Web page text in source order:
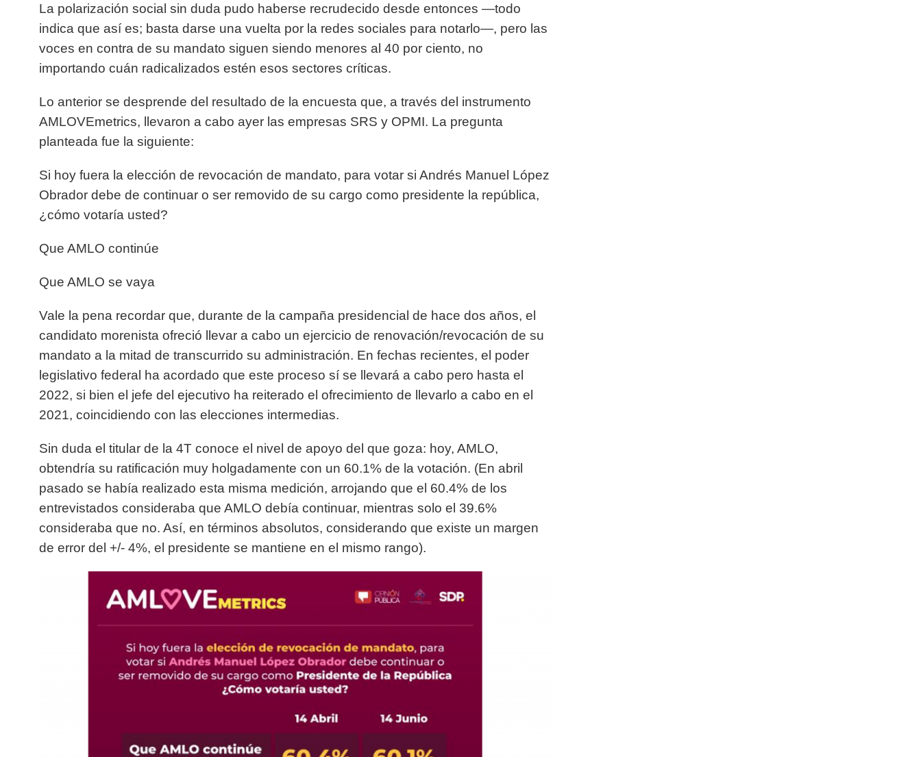
La polarización social sin duda pudo haberse recrudecido desde entonces —todo
indica que así es; basta darse una vuelta por la redes sociales para notarlo—, pero las
voces en contra de su mandato siguen siendo menores al 40 por ciento, no
importando cuán radicalizados estén esos sectores críticas.
Lo anterior se desprende del resultado de la encuesta que, a través del instrumento
AMLOVEmetrics, llevaron a cabo ayer las empresas SRS y OPMI. La pregunta
planteada fue la siguiente:
Si hoy fuera la elección de revocación de mandato, para votar si Andrés Manuel López
Obrador debe de continuar o ser removido de su cargo como presidente la república,
¿cómo votaría usted?
Que AMLO continúe
Que AMLO se vaya
Vale la pena recordar que, durante de la campaña presidencial de hace dos años, el
candidato morenista ofreció llevar a cabo un ejercicio de renovación/revocación de su
mandato a la mitad de transcurrido su administración. En fechas recientes, el poder
legislativo federal ha acordado que este proceso sí se llevará a cabo pero hasta el
2022, si bien el jefe del ejecutivo ha reiterado el ofrecimiento de llevarlo a cabo en el
2021, coincidiendo con las elecciones intermedias.
Sin duda el titular de la 4T conoce el nivel de apoyo del que goza: hoy, AMLO,
obtendría su ratificación muy holgadamente con un 60.1% de la votación. (En abril
pasado se había realizado esta misma medición, arrojando que el 60.4% de los
entrevistados consideraba que AMLO debía continuar, mientras solo el 39.6%
consideraba que no. Así, en términos absolutos, considerando que existe un margen
de error del +/- 4%, el presidente se mantiene en el mismo rango).